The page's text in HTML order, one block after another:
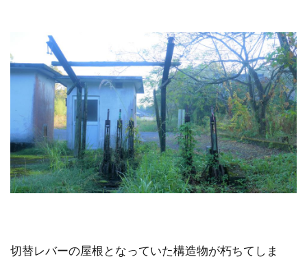
切替レバーの屋根となっていた構造物が朽ちてしま